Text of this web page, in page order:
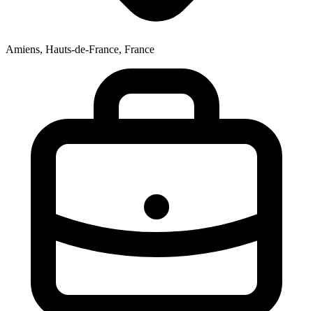
Amiens, Hauts-de-France, France